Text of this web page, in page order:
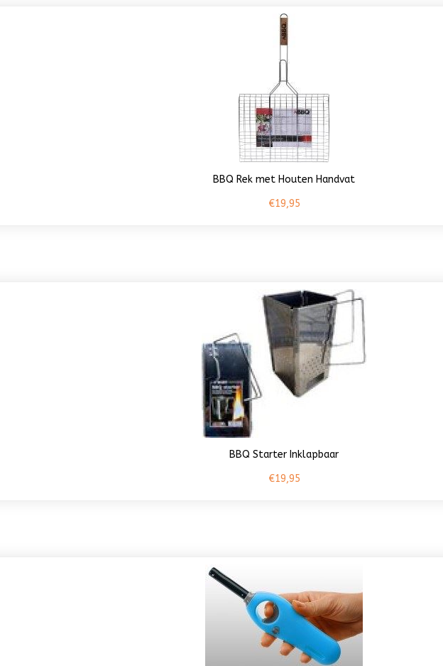
BBQ Rek met Houten Handvat
€19,95
BBQ Starter Inklapbaar
€19,95